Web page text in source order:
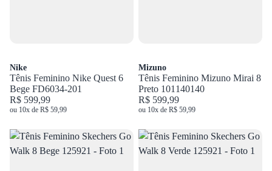
Nike
Tênis Feminino Nike Quest 6
Bege FD6034-201
R$ 599,99
ou 10x de R$ 59,99
Mizuno
Tênis Feminino Mizuno Mirai 8
Preto 101140140
R$ 599,99
ou 10x de R$ 59,99